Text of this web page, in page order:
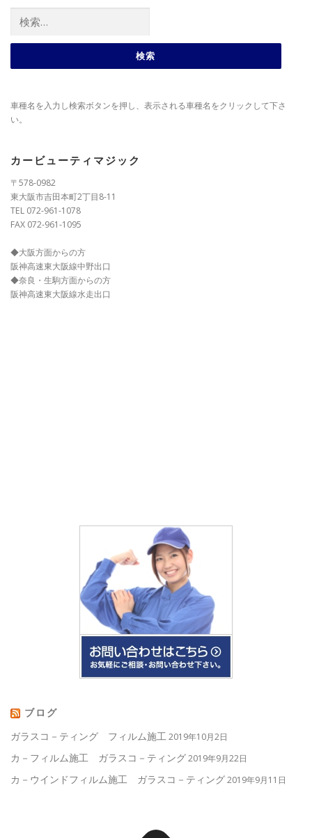
索:
車種名を入力し検索ボタンを押し、表示される車種名をクリックして下さ
い。
カービューティマジック
〒578-0982
東大阪市吉田本町2丁目8-11
TEL 072-961-1078
FAX 072-961-1095
◆大阪方面からの方
阪神高速東大阪線中野出口
◆奈良・生駒方面からの方
阪神高速東大阪線水走出口
ブログ
ガラスコ－ティング フィルム施工2019年10月2日
カ－フィルム施工 ガラスコ－ティング2019年9月22日
カ－ウインドフィルム施工 ガラスコ－ティング2019年9月11日